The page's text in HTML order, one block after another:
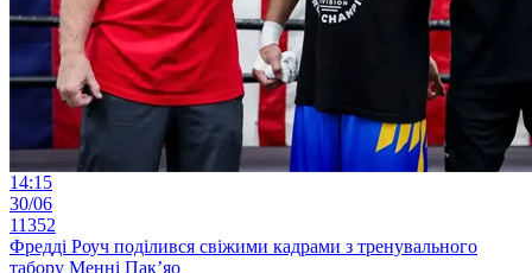
14:15
30/06
11352
Фредді Роуч поділився свіжими кадрами з тренувального
табору Менні Пак’яо